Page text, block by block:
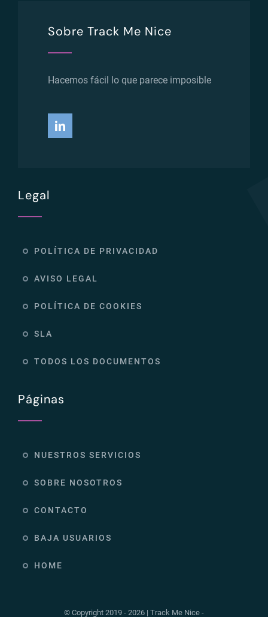
Sobre Track Me Nice
Hacemos fácil lo que parece imposible
Legal
POLÍTICA DE PRIVACIDAD
AVISO LEGAL
POLÍTICA DE COOKIES
SLA
TODOS LOS DOCUMENTOS
Páginas
NUESTROS SERVICIOS
SOBRE NOSOTROS
CONTACTO
BAJA USUARIOS
HOME
© Copyright 2019 - 2026 | Track Me Nice -